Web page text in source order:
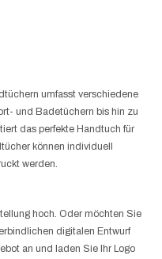
umfasst verschiedene
und Badetüchern bis hin zu
das perfekte Handtuch für
können individuell
werden.
hoch. Oder möchten Sie
digitalen Entwurf
an und laden Sie Ihr Logo